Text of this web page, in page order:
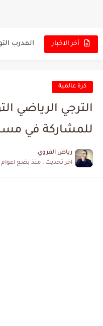
أخر الاخبار
كابتن
كرة عالمية
الترجي الرياضي
للمشاركة في
رياض القروي
اخر تحديث : منذ بضع اعوام